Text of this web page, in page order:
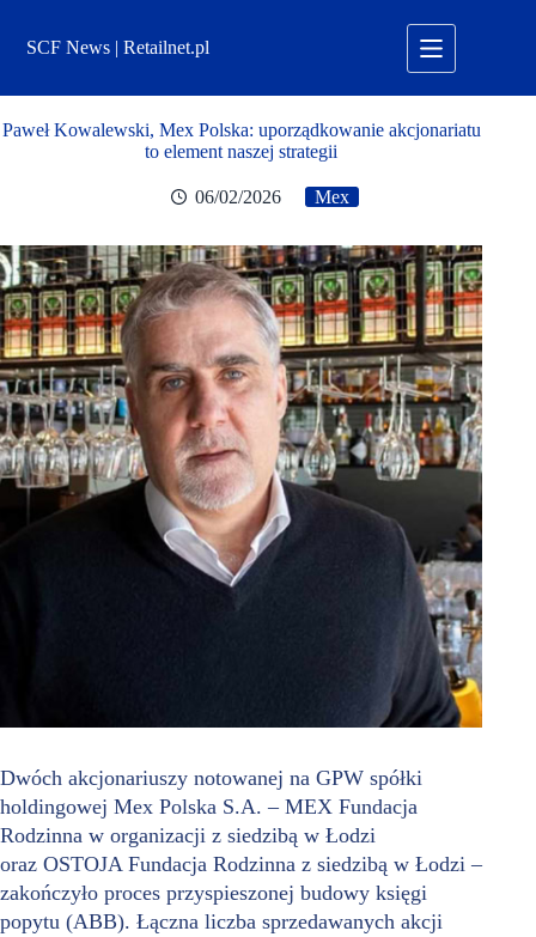
treściSCF News | Retailnet.pl
Paweł Kowalewski, Mex Polska: uporządkowanie akcjonariatu
to element naszej strategii
06/02/2026 Mex
Dwóch akcjonariuszy notowanej na GPW spółki
holdingowej Mex Polska S.A. – MEX Fundacja
Rodzinna w organizacji z siedzibą w Łodzi
oraz OSTOJA Fundacja Rodzinna z siedzibą w Łodzi –
zakończyło proces przyspieszonej budowy księgi
popytu (ABB). Łączna liczba sprzedawanych akcji